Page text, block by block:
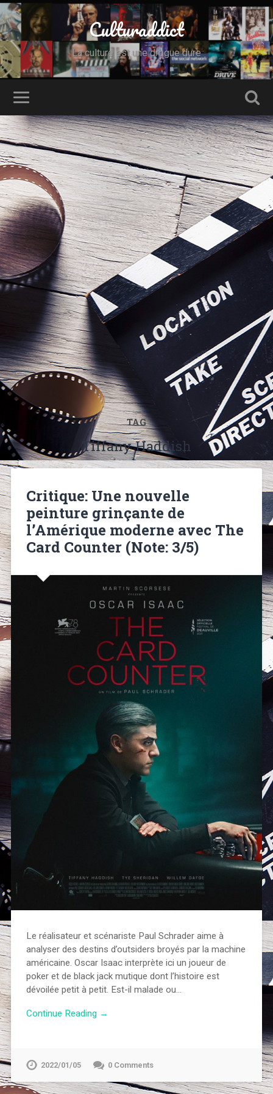
Culturaddict
La culture est une drogue dure
TAG
Tiffany Haddish
Critique: Une nouvelle
peinture grinçante de
l’Amérique moderne avec The
Card Counter (Note: 3/5)
Le réalisateur et scénariste Paul Schrader aime à
analyser des destins d’outsiders broyés par la machine
américaine. Oscar Isaac interprète ici un joueur de
poker et de black jack mutique dont l’histoire est
dévoilée petit à petit. Est-il malade ou…
Continue Reading →
2022/01/05 0 Comments